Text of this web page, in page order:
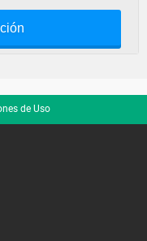
de Uso